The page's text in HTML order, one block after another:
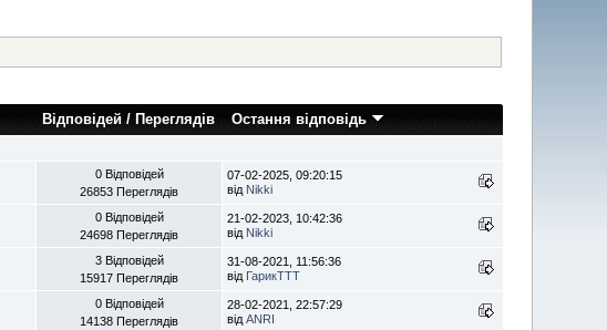
Відповідей / Переглядів Остання відповідь
0 Відповідей
26853 Переглядів
07-02-2025, 09:20:15
від Nikki
0 Відповідей
24698 Переглядів
21-02-2023, 10:42:36
від Nikki
3 Відповідей
15917 Переглядів
31-08-2021, 11:56:36
від ГарикTTT
0 Відповідей
14138 Переглядів
28-02-2021, 22:57:29
відANRI